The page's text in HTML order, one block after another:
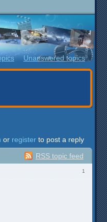
Unanswered topics
or register to post a reply
RSS topic feed
1